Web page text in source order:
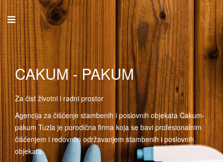
CAKUM - PAKUM
Za čist životni i radni prostor
Agencija za čišćenje stambenih i poslovnih objekata Cakum-
pakum Tuzla je porodična firma koja se bavi profesionalnim
čišćenjem i redovnim održavanjem stambenih i poslovnih
objekata.